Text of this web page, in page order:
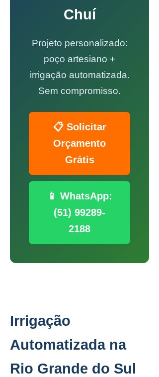
Chuí
Projeto personalizado:
poço artesiano +
irrigação automatizada.
Sem compromisso.
📋 Solicitar
Orçamento
Grátis
📱 WhatsApp:
(51) 99289-
2188
Irrigação
Automatizada na
Rio Grande do Sul